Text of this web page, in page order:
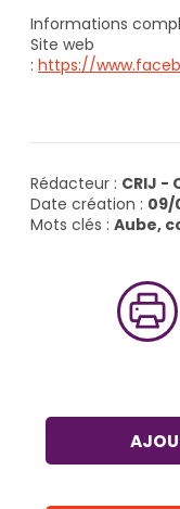
Informations
Site web
: https://
Rédacteur : CRIJ -
Date création : 09/
Mots clés : Aube,